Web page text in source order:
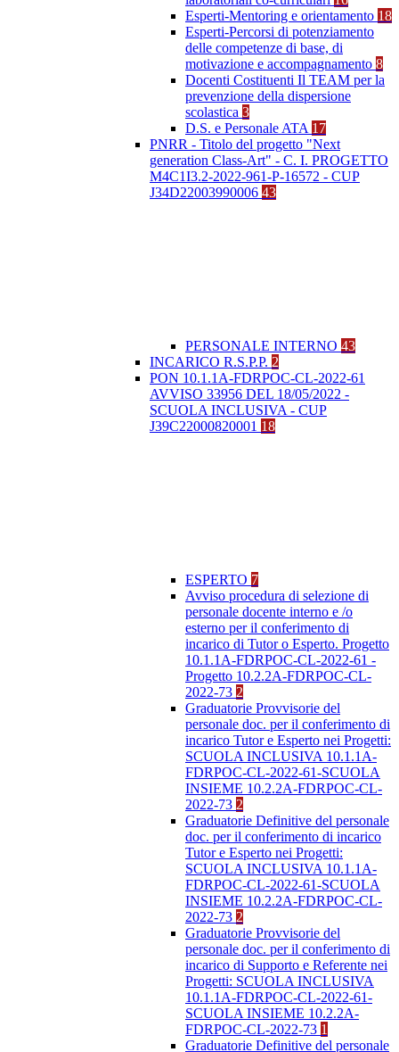
Esperti-Mentoring e orientamento 18
Esperti-Percorsi di potenziamento
delle competenze di base, di
motivazione e accompagnamento 8
Docenti Costituenti Il TEAM per la
prevenzione della dispersione
scolastica 3
D.S. e Personale ATA 17
PNRR - Titolo del progetto "Next
generation Class-Art" - C. I. PROGETTO
M4C1I3.2-2022-961-P-16572 - CUP
J34D22003990006 43
PERSONALE INTERNO 43
INCARICO R.S.P.P. 2
PON 10.1.1A-FDRPOC-CL-2022-61
AVVISO 33956 DEL 18/05/2022 -
SCUOLA INCLUSIVA - CUP
J39C22000820001 18
ESPERTO 7
Avviso procedura di selezione di
personale docente interno e /o
esterno per il conferimento di
incarico di Tutor o Esperto. Progetto
10.1.1A-FDRPOC-CL-2022-61 -
Progetto 10.2.2A-FDRPOC-CL-
2022-73 2
Graduatorie Provvisorie del
personale doc. per il conferimento di
incarico Tutor e Esperto nei Progetti:
SCUOLA INCLUSIVA 10.1.1A-
FDRPOC-CL-2022-61-SCUOLA
INSIEME 10.2.2A-FDRPOC-CL-
2022-73 2
Graduatorie Definitive del personale
doc. per il conferimento di incarico
Tutor e Esperto nei Progetti:
SCUOLA INCLUSIVA 10.1.1A-
FDRPOC-CL-2022-61-SCUOLA
INSIEME 10.2.2A-FDRPOC-CL-
2022-73 2
Graduatorie Provvisorie del
personale doc. per il conferimento di
incarico di Supporto e Referente nei
Progetti: SCUOLA INCLUSIVA
10.1.1A-FDRPOC-CL-2022-61-
SCUOLA INSIEME 10.2.2A-
FDRPOC-CL-2022-73 1
Graduatorie Definitive del personale